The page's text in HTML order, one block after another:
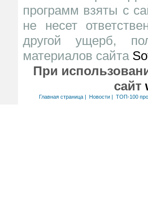
программ взяты с
не несет
другой ущерб,
материалов сайта
При
сайт
Главная страница| Новости| ТОП-100